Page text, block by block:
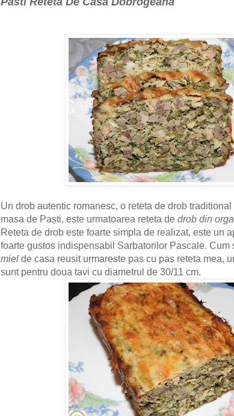
Un drob autentic romanesc, o reteta de drob
masa de Paști, este urmatoarea reteta de drob din
Reteta de drob este foarte simpla de realizat, este un
foarte gustos indispensabil Sarbatorilor Pascale. Cum
miel de casa reusit urmareste pas cu pas reteta mea,
sunt pentru doua tavi cu diametrul de 30/11 cm.